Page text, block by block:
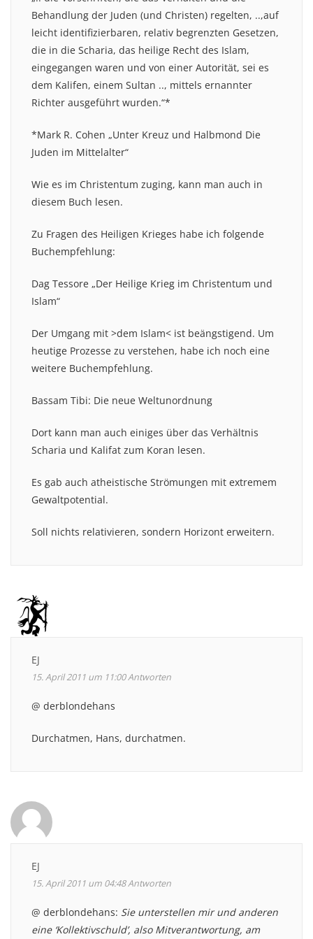
Behandlung der Juden (und Christen) regelten, ..,auf
leicht identifizierbaren, relativ begrenzten Gesetzen,
die in die Scharia, das heilige Recht des Islam,
eingegangen waren und von einer Autorität, sei es
dem Kalifen, einem Sultan .., mittels ernannter
Richter ausgeführt wurden.“*
*Mark R. Cohen „Unter Kreuz und Halbmond Die
Juden im Mittelalter“
Wie es im Christentum zuging, kann man auch in
diesem Buch lesen.
Zu Fragen des Heiligen Krieges habe ich folgende
Buchempfehlung:
Dag Tessore „Der Heilige Krieg im Christentum und
Islam“
Der Umgang mit >dem Islam< ist beängstigend. Um
heutige Prozesse zu verstehen, habe ich noch eine
weitere Buchempfehlung.
Bassam Tibi: Die neue Weltunordnung
Dort kann man auch einiges über das Verhältnis
Scharia und Kalifat zum Koran lesen.
Es gab auch atheistische Strömungen mit extremem
Gewaltpotential.
Soll nichts relativieren, sondern Horizont erweitern.
EJ
15. April 2011 um 11:00Antworten
@ derblondehans
Durchatmen, Hans, durchatmen.
EJ
15. April 2011 um 04:48Antworten
@ derblondehans: Sie unterstellen mir und anderen
eine ‘Kollektivschuld’, also Mitverantwortung, am